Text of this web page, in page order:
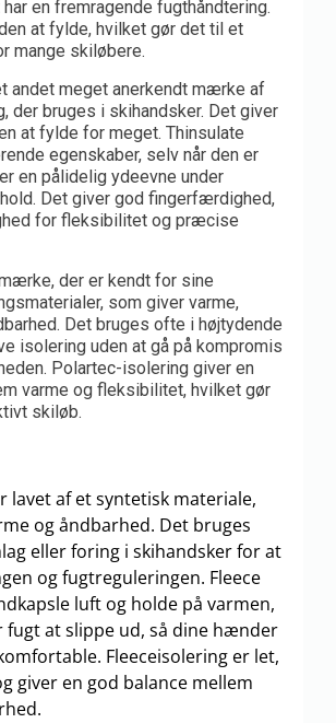
en fremragende fugthåndtering.
at fylde, hvilket gør det til et
mange skiløbere.
andet meget anerkendt mærke af
der bruges i skihandsker. Det giver
at fylde for meget. Thinsulate
egenskaber, selv når den er
en pålidelig ydeevne under
Det giver god fingerfærdighed,
for fleksibilitet og præcise
der er kendt for sine
som giver varme,
Det bruges ofte i højtydende
isolering uden at gå på kompromis
Polartec-isolering giver en
varme og fleksibilitet, hvilket gør
skiløb.
lavet af et syntetisk materiale,
og åndbarhed. Det bruges
eller foring i skihandsker for at
og fugtreguleringen. Fleece
luft og holde på varmen,
fugt at slippe ud, så dine hænder
Fleeceisolering er let,
giver en god balance mellem